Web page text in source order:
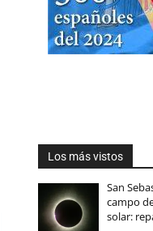
Los más vistos
San
campo
solar: